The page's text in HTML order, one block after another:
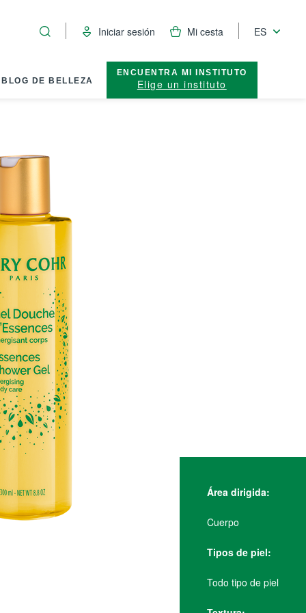
Iniciar sesión Mi cesta ES
BLOG DE BELLEZA
ENCUENTRA MI INSTITUTO
Elige un instituto
Área dirigida:
Cuerpo
Tipos de piel:
Todo tipo de piel